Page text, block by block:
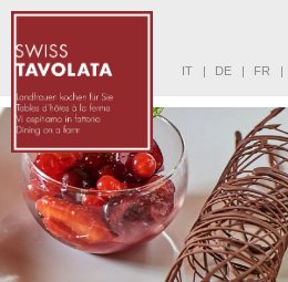
IT | DE | FR |